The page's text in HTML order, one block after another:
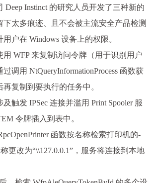
Deep Instinct 的研究人员开发了三种新的
下太多痕迹、且不会被主流安全产品检测
户在 Windows 设备上的权限。
用 WFP 来复制访问令牌（用于识别用户
调用 NtQueryInformationProcess 函数获
复制到要执行的任务中。
触发 IPSec 连接并滥用 Print Spooler 服
令牌插入到表中。
函数按名称检索打印机的-
更改为“\\127.0.0.1”，服务将连接到本地